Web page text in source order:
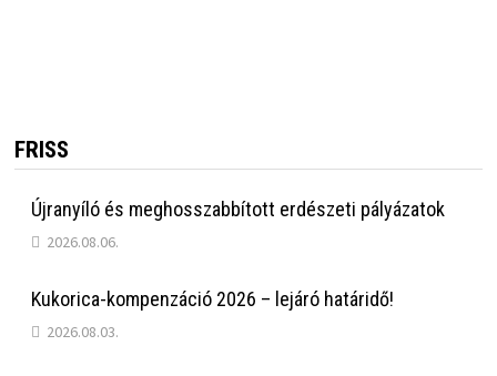
FRISS
Újranyíló és meghosszabbított erdészeti pályázatok
2026.08.06.
Kukorica-kompenzáció 2026 – lejáró határidő!
2026.08.03.